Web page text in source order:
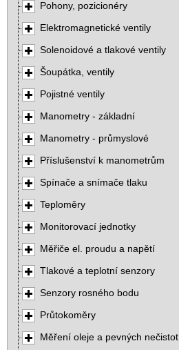
Pohony, pozicionéry
Elektromagnetické ventily
Solenoidové a tlakové ventily
Šoupátka, ventily
Pojistné ventily
Manometry - základní
Manometry - průmyslové
Příslušenství k manometrům
Spínače a snímače tlaku
Teploměry
Monitorovací jednotky
Měřiče el. proudu a napětí
Tlakové a teplotní senzory
Senzory rosného bodu
Průtokoměry
Měření oleje a pevných nečistot